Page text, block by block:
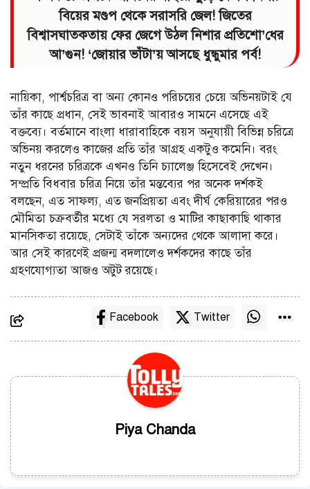
বিয়ের মণ্ডপ থেকে সরাসরি জেল! জিতের
বিশ্বাসঘাতকতায় ফের জেগে উঠল নিশার প্রতিশো’ধের
আ’গুন! ‘জোয়ার ভাঁটা’য় আসছে ধুন্ধুমার পর্ব!
নায়িকা, পার্শ্বচরিত্র বা অন্য কোনও পরিচয়ের চেয়ে অভিনয়টাই যে
তাঁর কাছে প্রধান, সেই ভাবনাই আবারও সামনে এসেছে এই
বক্তব্যে। বর্তমানে বাংলা ধারাবাহিকে বয়স অনুযায়ী বিভিন্ন চরিত্রে
অভিনয় করলেও কাজের প্রতি তাঁর আগ্রহ একটুও কমেনি। বরং
নতুন ধরনের চরিত্রকে এখনও তিনি চ্যালেঞ্জ হিসেবেই দেখেন।
সম্প্রতি বিধবার চরিত্র নিয়ে তাঁর মন্তব্যের পর অনেক দর্শকই
বলছেন, এত সাফল্য, এত জনপ্রিয়তা এবং দীর্ঘ কেরিয়ারের পরও
মৌমিতা চক্রবর্তীর মধ্যে যে সরলতা ও মাটির কাছাকাছি থাকার
মানসিকতা রয়েছে, সেটাই তাঁকে অন্যদের থেকে আলাদা করে।
আর সেই কারণেই প্রজন্ম বদলালেও দর্শকদের কাছে তাঁর
গ্রহণযোগ্যতা আজও অটুট রয়েছে।
Facebook Twitter
Piya Chanda